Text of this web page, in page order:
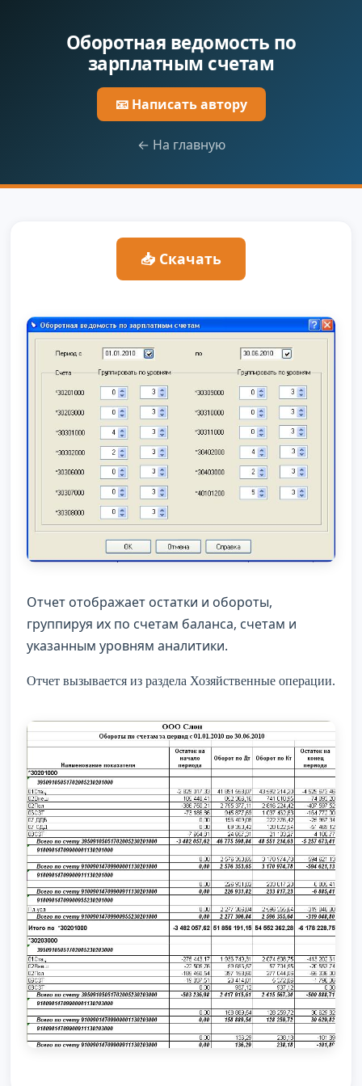
Оборотная ведомость по
зарплатным счетам
📧 Написать автору
← На главную
📥 Скачать
Отчет отображает остатки и обороты,
группируя их по счетам баланса, счетам и
указанным уровням аналитики.
Отчет вызывается из раздела Хозяйственные операции.